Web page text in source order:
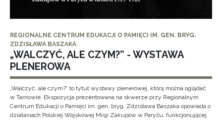
REGIONALNE CENTRUM EDUKACJI O PAMIĘCI IM. GEN. BRYG.
ZDZISŁAWA BASZAKA
„WALCZYĆ, ALE CZYM?” - WYSTAWA
PLENEROWA
„Walczyć, ale czym?” to tytuł wystawy plenerowej, którą można oglądać
w Tarnowie. Ekspozycja prezentowana na skwerze przy Regionalnym
Centrum Edukacji o Pamięci im. gen. bryg. Zdzisława Baszaka opowiada o
działaniach Polskiej Wojskowej Misji Zakupów w Paryżu, funkcjonującej